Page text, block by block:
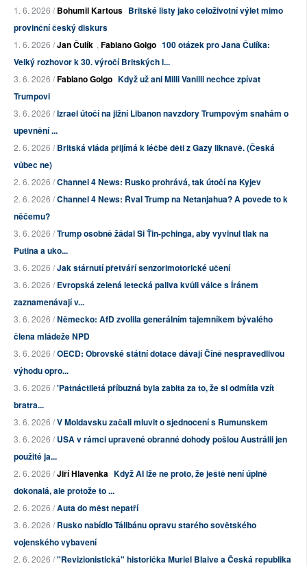
1. 6. 2026 /Bohumil Kartous Britské listy jako celoživotní výlet mimo
provinční český diskurs
1. 6. 2026 /Jan Čulík , Fabiano Golgo 100 otázek pro Jana Čulíka:
Velký rozhovor k 30. výročí Britských l...
3. 6. 2026 /Fabiano Golgo Když už ani Milli Vanilli nechce zpívat
Trumpovi
3. 6. 2026 /Izrael útočí na jižní Libanon navzdory Trumpovým snahám o
upevnění ...
2. 6. 2026 /Britská vláda přijímá k léčbě děti z Gazy liknavě. (Česká
vůbec ne)
2. 6. 2026 /Channel 4 News: Rusko prohrává, tak útočí na Kyjev
2. 6. 2026 /Channel 4 News: Řval Trump na Netanjahua? A povede to k
něčemu?
3. 6. 2026 /Trump osobně žádal Si Ťin-pchinga, aby vyvinul tlak na
Putina a uko...
3. 6. 2026 /Jak stárnutí přetváří senzorimotorické učení
3. 6. 2026 /Evropská zelená letecká paliva kvůli válce s Íránem
zaznamenávají v...
3. 6. 2026 /Německo: AfD zvolila generálním tajemníkem bývalého
člena mládeže NPD
3. 6. 2026 /OECD: Obrovské státní dotace dávají Číně nespravedlivou
výhodu opro...
3. 6. 2026 /'Patnáctiletá příbuzná byla zabita za to, že si odmítla vzít
bratra...
3. 6. 2026 /V Moldavsku začali mluvit o sjednocení s Rumunskem
3. 6. 2026 /USA v rámci upravené obranné dohody pošlou Austrálii jen
použité ja...
2. 6. 2026 /Jiří Hlavenka Když AI lže ne proto, že ještě není úplně
dokonalá, ale protože to ...
2. 6. 2026 /Auta do měst nepatří
3. 6. 2026 /Rusko nabídlo Tálibánu opravu starého sovětského
vojenského vybavení
2. 6. 2026 /"Revizionistická" historička Muriel Blaive a Česká republika